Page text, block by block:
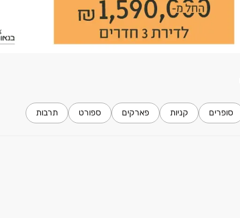
סופרים קניות פארקים ספורט תרבות